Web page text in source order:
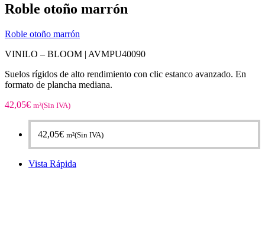
Roble otoño marrón
Roble otoño marrón
VINILO – BLOOM | AVMPU40090
Suelos rígidos de alto rendimiento con clic estanco avanzado. En
formato de plancha mediana.
42,05€ m²(Sin IVA)
42,05€ m²(Sin IVA)
Vista Rápida